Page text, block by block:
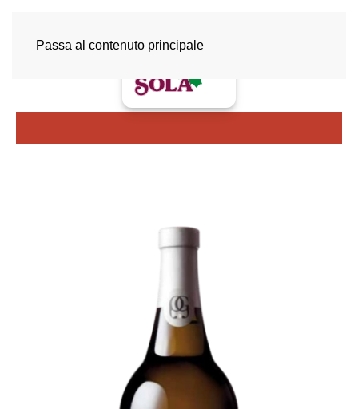
Passa al contenuto principale